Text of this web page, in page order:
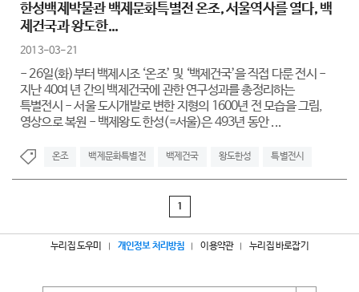
한성백제박물관 백제문화특별전 온조, 서울역사를 열다, 백
제건국과 왕도한...
2013-03-21
- 26일(화)부터 백제시조 ‘온조’ 및 ‘백제건국’을 직접 다룬 전시 -
지난 40여 년 간의 백제건국에 관한 연구성과를 총정리하는
특별전시 - 서울 도시개발로 변한 지형의 1600년 전 모습을 그림,
영상으로 복원 - 백제왕도 한성(=서울)은 493년 동안 ...
온조 백제문화특별전 백제건국 왕도한성 특별전시
1
누리집 도우미 개인정보 처리방침 이용약관 누리집 바로잡기